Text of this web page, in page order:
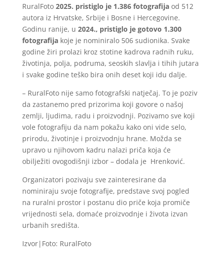
RuralFoto 2025. pristiglo je 1.386 fotografijaod 512
autora iz Hrvatske, Srbije i Bosne i Hercegovine.
Godinu ranije, u 2024., pristiglo je gotovo 1.300
fotografijakoje je nominiralo 506 sudionika. Svake
godine žiri prolazi kroz stotine kadrova radnih ruku,
životinja, polja, podruma, seoskih slavlja i tihih jutara
i svake godine teško bira onih deset koji idu dalje.
– RuralFoto nije samo fotografski natječaj. To je poziv
da zastanemo pred prizorima koji govore o našoj
zemlji, ljudima, radu i proizvodnji. Pozivamo sve koji
vole fotografiju da nam pokažu kako oni vide selo,
prirodu, životinje i proizvodnju hrane. Možda se
upravo u njihovom kadru nalazi priča koja će
obilježiti ovogodišnji izbor – dodala je Hrenković.
Organizatori pozivaju sve zainteresirane da
nominiraju svoje fotografije, predstave svoj pogled
na ruralni prostor i postanu dio priče koja promiče
vrijednosti sela, domaće proizvodnje i života izvan
urbanih središta.
Izvor|Foto: RuralFoto